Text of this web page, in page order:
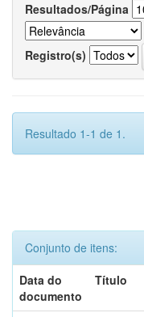
Resultados/Página
Registro(s)
Resultado 1-1 de 1.
Conjunto de itens:
Data do
documento
Título